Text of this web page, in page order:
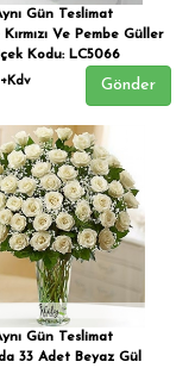
Gün Teslimat
Ve Pembe Güller
Kodu: LC5066
+Kdv Gönder
Gün Teslimat
33 Adet Beyaz Gül